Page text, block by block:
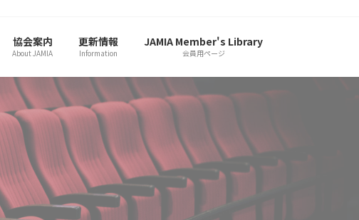
協会案内
About JAMIA
更新情報
Information
JAMIA Member's Library
会員用ページ